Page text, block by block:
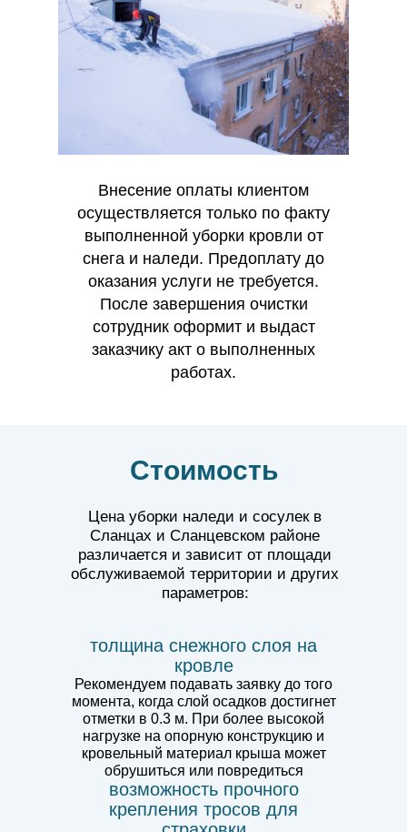
Внесение оплаты клиентом
осуществляется только по факту
выполненной уборки кровли от
снега и наледи. Предоплату до
оказания услуги не требуется.
После завершения очистки
сотрудник оформит и выдаст
заказчику акт о выполненных
работах.
толщина снежного слоя на
кровле
Рекомендуем подавать заявку до того
момента, когда слой осадков достигнет
отметки в 0.3 м. При более высокой
нагрузке на опорную конструкцию и
кровельный материал крыша может
обрушиться или повредиться
возможность прочного
крепления тросов для
Стоимость
Цена уборки наледи и сосулек в
Сланцах и Сланцевском районе
различается и зависит от площади
обслуживаемой территории и других
параметров: